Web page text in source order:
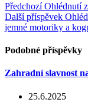
PředchozíOhlédnutí
Další příspěvek
jemné motoriky a
Podobné příspěvky
Zahradní slavnost
25.6.2025